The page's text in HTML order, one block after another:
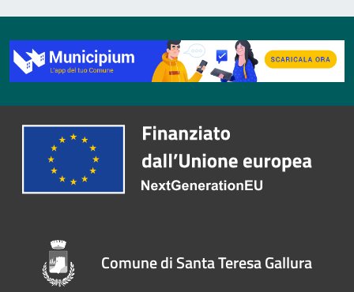
Comune di Santa Teresa Gallura